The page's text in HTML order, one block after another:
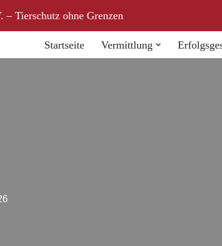
Tierschutz ohne Grenzen
Startseite Vermittlung